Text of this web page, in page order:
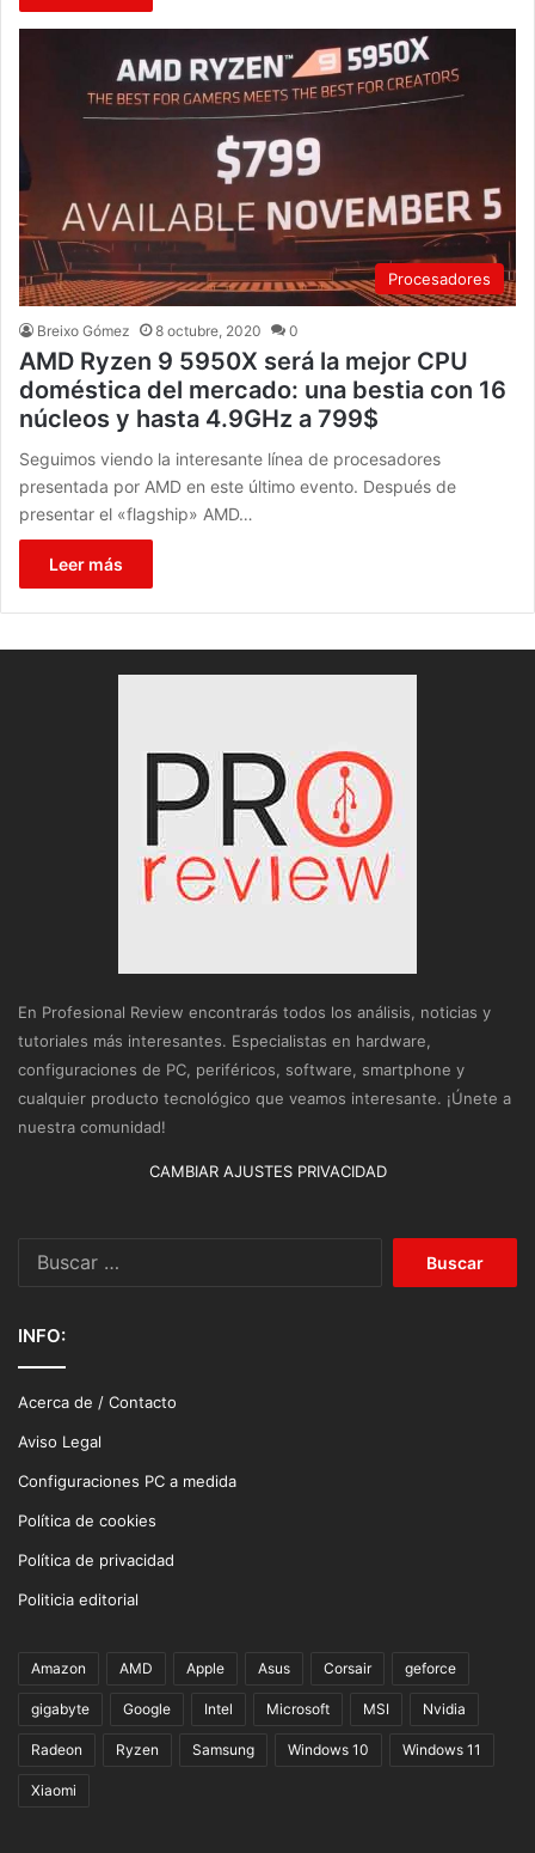
Procesadores
Breixo Gómez 8 octubre, 2020 0
AMD Ryzen 9 5950X será la mejor CPU
doméstica del mercado: una bestia con 16
núcleos y hasta 4.9GHz a 799$
Seguimos viendo la interesante línea de procesadores
presentada por AMD en este último evento. Después de
presentar el «flagship» AMD…
Leer más
En Profesional Review encontrarás todos los análisis, noticias y
tutoriales más interesantes. Especialistas en hardware,
configuraciones de PC, periféricos, software, smartphone y
cualquier producto tecnológico que veamos interesante. ¡Únete a
nuestra comunidad!
CAMBIAR AJUSTES PRIVACIDAD
INFO:
Acerca de / Contacto
Aviso Legal
Configuraciones PC a medida
Política de cookies
Política de privacidad
Politicia editorial
Amazon AMD Apple Asus Corsair geforce
gigabyte Google Intel Microsoft MSI Nvidia
Radeon Ryzen Samsung Windows 10 Windows 11
Xiaomi